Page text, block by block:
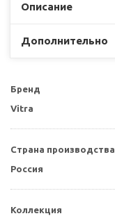
Описание
Дополнительно
Бренд
Vitra
Страна производства
Россия
Коллекция